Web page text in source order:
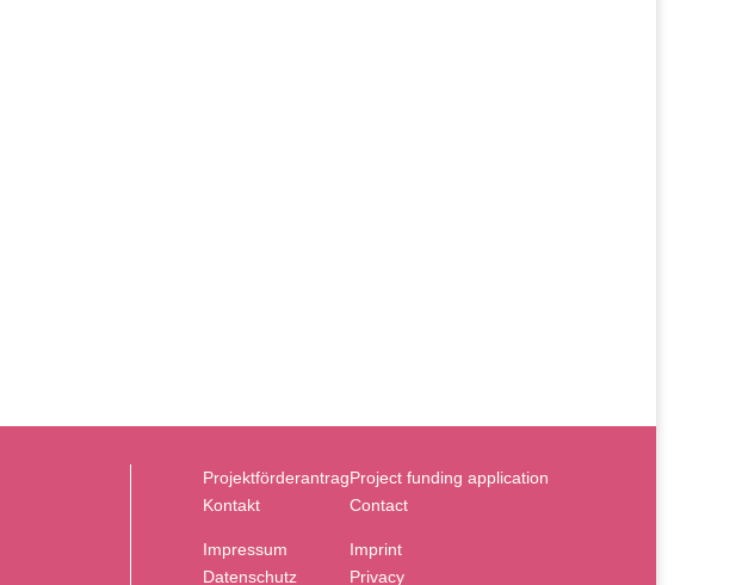
Projektförderantrag
Kontakt
Impressum
Datenschutz
Project funding application
Contact
Imprint
Privacy